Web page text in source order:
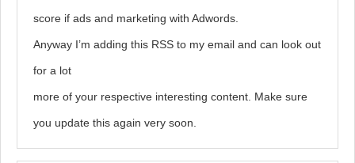
score if ads and marketing with Adwords.
Anyway I’m adding this RSS to my email and can look out
for a lot
more of your respective interesting content. Make sure
you update this again very soon.